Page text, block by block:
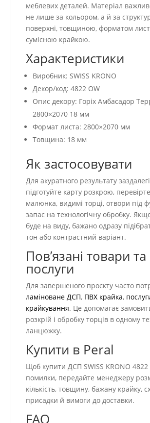
меблевих деталей. Матеріал
не лише за кольором, а й за
поверхні, товщиною, форматом
сумісною крайкою.
Характеристики
Виробник: SWISS KRONO
Декор/код: 4822 OW
Опис декору: Горіх Амбасадор
2800×2070 18 мм
Формат листа: 2800×2070 мм
Товщина: 18 мм
Як застосовувати
Для акуратного результату
підготуйте карту розкрою,
малюнка, видимі торці, отвори під
запас на технологічну обробку.
буде на виду, бажано одразу
тон або контрастний варіант.
Пов’язані товари та
послуги
Для завершеного проєкту часто
ламіноване ДСП, ПВХ крайка,
крайкування. Це допомагає
розкрій і обробку торців в одному
ланцюжку.
Купити в Peral
Щоб купити ДСП SWISS KRONO 4822
помилки, передайте менеджеру
кількість, товщину, бажану крайку,
присадки й вимоги до доставки.
FAQ